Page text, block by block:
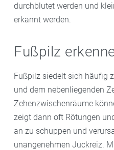
durchblutet werden und
erkannt werden.
Fußpilz
Fußpilz siedelt sich häufig
und dem nebenliegenden
Zehenzwischenräume
zeigt dann oft Rötungen
an zu schuppen und
unangenehmen Juckreiz.